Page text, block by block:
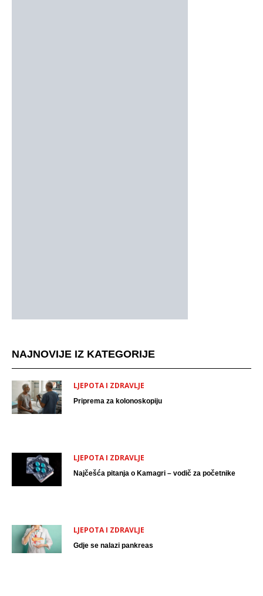
NAJNOVIJE IZ KATEGORIJE
LJEPOTA I ZDRAVLJE
Priprema za kolonoskopiju
LJEPOTA I ZDRAVLJE
Najčešća pitanja o Kamagri – vodič za početnike
LJEPOTA I ZDRAVLJE
Gdje se nalazi pankreas